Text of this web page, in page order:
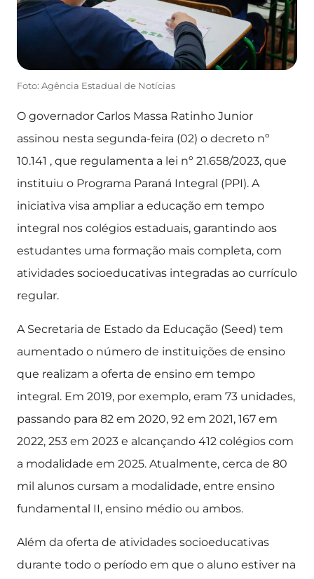
Foto: Agência Estadual de Notícias
O governador Carlos Massa Ratinho Junior
assinou nesta segunda-feira (02) o decreto nº
10.141 , que regulamenta a lei nº 21.658/2023, que
instituiu o Programa Paraná Integral (PPI). A
iniciativa visa ampliar a educação em tempo
integral nos colégios estaduais, garantindo aos
estudantes uma formação mais completa, com
atividades socioeducativas integradas ao currículo
regular.
A Secretaria de Estado da Educação (Seed) tem
aumentado o número de instituições de ensino
que realizam a oferta de ensino em tempo
integral. Em 2019, por exemplo, eram 73 unidades,
passando para 82 em 2020, 92 em 2021, 167 em
2022, 253 em 2023 e alcançando 412 colégios com
a modalidade em 2025. Atualmente, cerca de 80
mil alunos cursam a modalidade, entre ensino
fundamental II, ensino médio ou ambos.
Além da oferta de atividades socioeducativas
durante todo o período em que o aluno estiver na